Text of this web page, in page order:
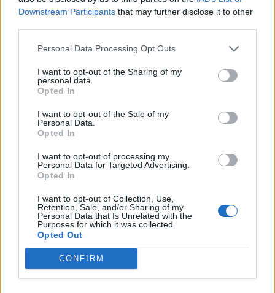
Downstream Participants that may further disclose it to other
Personal Data Processing Opt Outs
I want to opt-out of the Sharing of my
personal data.
Opted In
I want to opt-out of the Sale of my
Personal Data.
Opted In
I want to opt-out of processing my
Personal Data for Targeted Advertising.
Opted In
I want to opt-out of Collection, Use,
Retention, Sale, and/or Sharing of my
Personal Data that Is Unrelated with the
Purposes for which it was collected.
Opted Out
CONFIRM
Ktoré chyby vás pri štarte e-shopu vyjdú zbytočne
Recent Comments
Žiadne komentáre na zobrazenie.
Archives
júl 2026
február 2026
január 2026
november 2025
júl 2025
január 2025